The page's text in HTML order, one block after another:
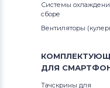
Системы
сборе
Вентиляторы
ДЛЯ
Тачскрины для